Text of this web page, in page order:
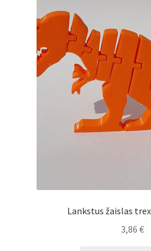
Lankstus žaislas
3,86 €